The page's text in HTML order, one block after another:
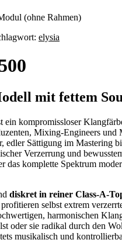
(ohne Rahmen)
elysia
mit fettem
ein kompromissloser
Mixing-Engineers und
edler Sättigung im Mastering
Verzerrung und
das komplette Spektrum
diskret in reiner Class-A-
selbst extrem
harmonischen
oder sie radikal durch den
musikalisch und